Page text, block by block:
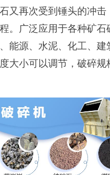
又再次受到锤头的冲击
。广泛应用于各种矿石
能源、水泥、化工、建
大小可以调节，破碎规